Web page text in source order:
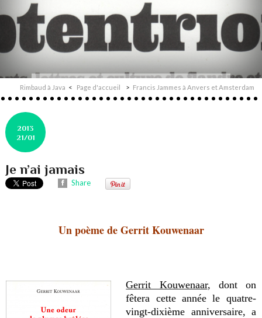
Rimbaud à Java Page d'accueil Francis Jammes à Anvers et Amsterdam
2013
21/01
Je n’ai jamais
Share
Un poème de Gerrit Kouwenaar
Gerrit Kouwenaar, dont on
fêtera cette année le quatre-
vingt-dixième anniversaire, a